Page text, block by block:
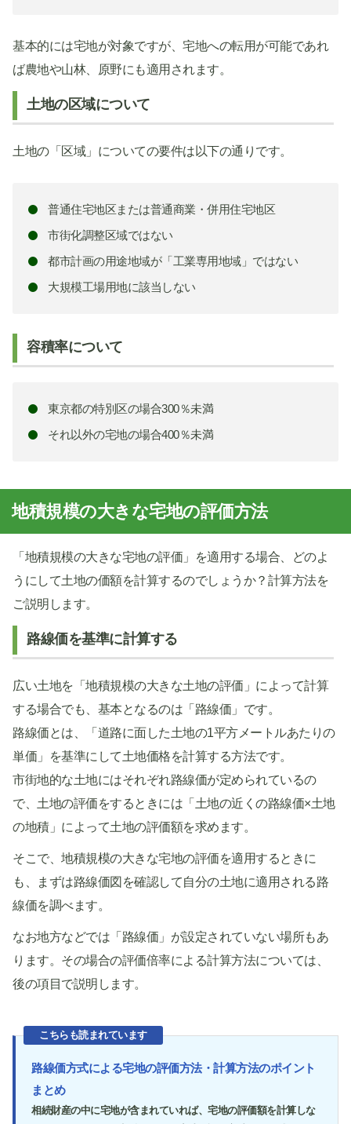
基本的には宅地が対象ですが、宅地への転用が可能であれ
ば農地や山林、原野にも適用されます。
土地の区域について
土地の「区域」についての要件は以下の通りです。
普通住宅地区または普通商業・併用住宅地区
市街化調整区域ではない
都市計画の用途地域が「工業専用地域」ではない
大規模工場用地に該当しない
容積率について
東京都の特別区の場合300％未満
それ以外の宅地の場合400％未満
地積規模の大きな宅地の評価方法
「地積規模の大きな宅地の評価」を適用する場合、どのよ
うにして土地の価額を計算するのでしょうか？計算方法を
ご説明します。
路線価を基準に計算する
広い土地を「地積規模の大きな土地の評価」によって計算
する場合でも、基本となるのは「路線価」です。
路線価とは、「道路に面した土地の1平方メートルあたりの
単価」を基準にして土地価格を計算する方法です。
市街地的な土地にはそれぞれ路線価が定められているの
で、土地の評価をするときには「土地の近くの路線価×土地
の地積」によって土地の評価額を求めます。
そこで、地積規模の大きな宅地の評価を適用するときに
も、まずは路線価図を確認して自分の土地に適用される路
線価を調べます。
なお地方などでは「路線価」が設定されていない場所もあ
ります。その場合の評価倍率による計算方法については、
後の項目で説明します。
こちらも読まれています
路線価方式による宅地の評価方法・計算方法のポイント
まとめ
相続財産の中に宅地が含まれていれば、宅地の評価額を計算しな